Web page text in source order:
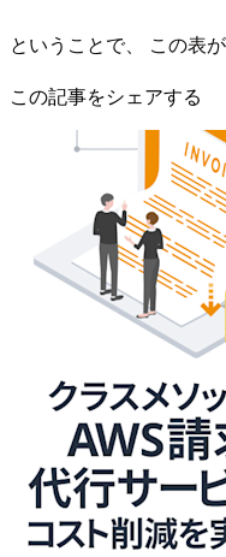
ということで、 この表
この記事をシェアする